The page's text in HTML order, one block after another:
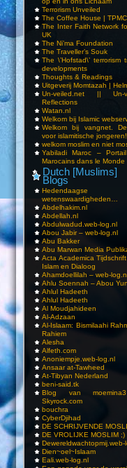
Terrorism Unveiled
The Coffee House |
The Inter Faith Network
UK
The Ni’ma Foundation
The Traveller’s Souk
The \’Hofstad\’ terrorism
developments
Thoughts & Readings
Uitgeverij Momtazah |
Un-veiled.net || Un-
Reflections
Watan.nl
Welkom bij Islamic
Welkom bij vangnet.
voor islamitische jongeren!
welkom moslim en niet
Yabiladi Maroc –
Marocains dans le Monde
Dutch [Muslims]
Blogs
Hedendaagse
wetenswaardigheden…
Abdelhakim.nl
Abdellah.nl
Abdulwadud.web-log.nl
Abou Jabir – web-log.nl
Abu Bakker
Abu Marwan Media
Acta Academica
Islam en Dialoog
Ahamdoellilah – web-
Ahlu Soennah – Abou
Ahlul Hadeeth
Ahlul Hadeeth
Al Moudjahideen
Al-Adzaan
Al-Islaam: Bismilaahi
Rahiem
Alesha
Alfeth.com
Anoniempje.web-log.nl
Ansaar at-Tawheed
At-Tibyan Nederland
beni-said.tk
Blog van
Skyrock.com
bouchra
CyberDjihad
DE SCHRIJVENDE
DE VROLIJKE MOSLIM ;)
Dewereldwachtopmij.web-
Dien~oel~Islaam
Eali.web-log.nl